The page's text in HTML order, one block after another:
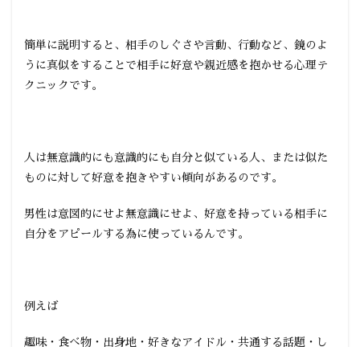
簡単に説明すると、相手のしぐさや言動、行動など、鏡のよ
うに真似をすることで相手に好意や親近感を抱かせる心理テ
クニックです。
人は無意識的にも意識的にも自分と似ている人、または似た
ものに対して好意を抱きやすい傾向があるのです。
男性は意図的にせよ無意識にせよ、好意を持っている相手に
自分をアピールする為に使っているんです。
例えば
趣味・食べ物・出身地・好きなアイドル・共通する話題・し